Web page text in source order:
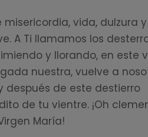
misericordia, vida, dulzura y
A Ti llamamos los
y llorando, en este
nuestra, vuelve a
después de este destierro
de tu vientre. ¡Oh
María!